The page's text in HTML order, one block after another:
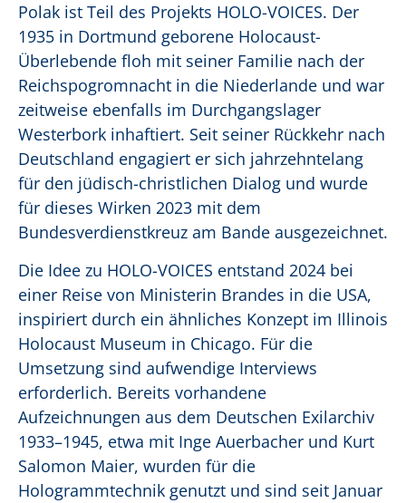
Polak ist Teil des Projekts HOLO-VOICES. Der
1935 in Dortmund geborene Holocaust-
Überlebende floh mit seiner Familie nach der
Reichspogromnacht in die Niederlande und war
zeitweise ebenfalls im Durchgangslager
Westerbork inhaftiert. Seit seiner Rückkehr nach
Deutschland engagiert er sich jahrzehntelang
für den jüdisch-christlichen Dialog und wurde
für dieses Wirken 2023 mit dem
Bundesverdienstkreuz am Bande ausgezeichnet.
Die Idee zu HOLO-VOICES entstand 2024 bei
einer Reise von Ministerin Brandes in die USA,
inspiriert durch ein ähnliches Konzept im Illinois
Holocaust Museum in Chicago. Für die
Umsetzung sind aufwendige Interviews
erforderlich. Bereits vorhandene
Aufzeichnungen aus dem Deutschen Exilarchiv
1933–1945, etwa mit Inge Auerbacher und Kurt
Salomon Maier, wurden für die
Hologrammtechnik genutzt und sind seit Januar